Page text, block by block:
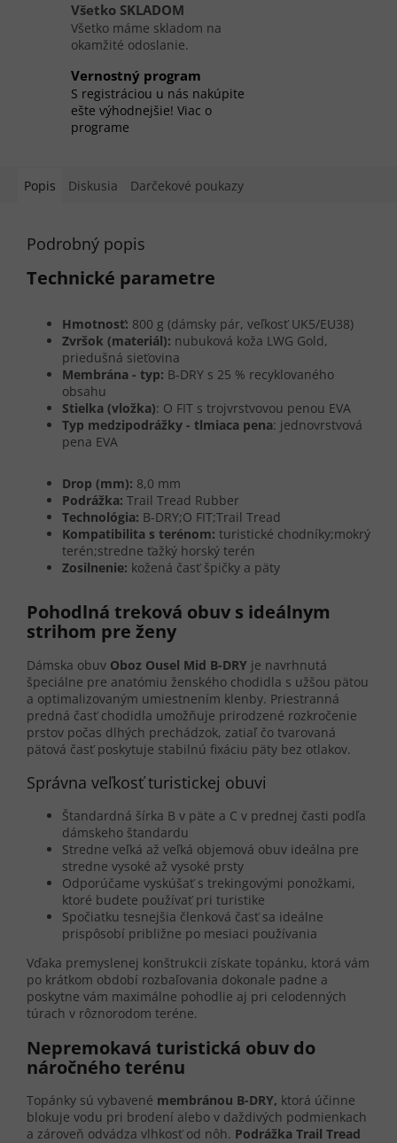
Všetko SKLADOM
Všetko máme skladom na
okamžité odoslanie.
Vernostný program
S registráciou u nás nakúpite
ešte výhodnejšie! Viac o
programe
Popis Diskusia Darčekové poukazy
Podrobný popis
Technické parametre
Hmotnosť: 800 g (dámsky pár, veľkosť UK5/EU38)
Zvršok (materiál): nubuková koža LWG Gold,
priedušná sieťovina
Membrána - typ: B-DRY s 25 % recyklovaného
obsahu
Stielka (vložka): O FIT s trojvrstvovou penou EVA
Typ medzipodrážky - tlmiaca pena: jednovrstvová
pena EVA
Drop (mm): 8,0 mm
Podrážka: Trail Tread Rubber
Technológia: B-DRY;O FIT;Trail Tread
Kompatibilita s terénom: turistické chodníky;mokrý
terén;stredne ťažký horský terén
Zosilnenie: kožená časť špičky a päty
Pohodlná treková obuv s ideálnym
strihom pre ženy
Dámska obuv Oboz Ousel Mid B-DRY je navrhnutá
špeciálne pre anatómiu ženského chodidla s užšou pätou
a optimalizovaným umiestnením klenby. Priestranná
predná časť chodidla umožňuje prirodzené rozkročenie
prstov počas dlhých prechádzok, zatiaľ čo tvarovaná
pätová časť poskytuje stabilnú fixáciu päty bez otlakov.
Správna veľkosť turistickej obuvi
Štandardná šírka B v päte a C v prednej časti podľa
dámskeho štandardu
Stredne veľká až veľká objemová obuv ideálna pre
stredne vysoké až vysoké prsty
Odporúčame vyskúšať s trekingovými ponožkami,
ktoré budete používať pri turistike
Spočiatku tesnejšia členková časť sa ideálne
prispôsobí približne po mesiaci používania
Vďaka premyslenej konštrukcii získate topánku, ktorá vám
po krátkom období rozbaľovania dokonale padne a
poskytne vám maximálne pohodlie aj pri celodenných
túrach v rôznorodom teréne.
Nepremokavá turistická obuv do
náročného terénu
Topánky sú vybavené membránou B-DRY, ktorá účinne
blokuje vodu pri brodení alebo v daždivých podmienkach
a zároveň odvádza vlhkosť od nôh. Podrážka Trail Tread